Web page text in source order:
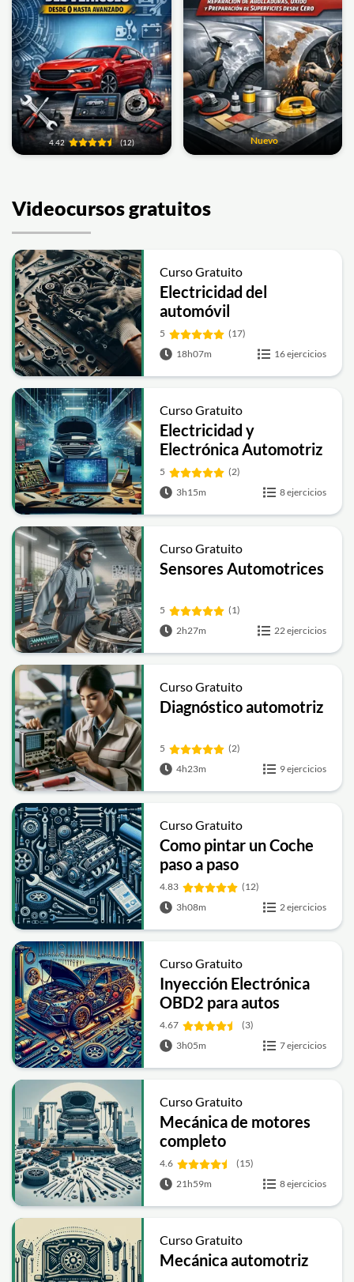
4.42 (12) Nuevo
Videocursos gratuitos
Curso Gratuito
Electricidad del
automóvil
5
(17)
18h07m
16 ejercicios
Curso Gratuito
Electricidad y
Electrónica Automotriz
5
(2)
3h15m
8 ejercicios
Curso Gratuito
Sensores Automotrices
5
(1)
2h27m
22 ejercicios
Curso Gratuito
Diagnóstico automotriz
5
(2)
4h23m
9 ejercicios
Curso Gratuito
Como pintar un Coche
paso a paso
4.83
(12)
3h08m
2 ejercicios
Curso Gratuito
Inyección Electrónica
OBD2 para autos
4.67
(3)
3h05m
7 ejercicios
Curso Gratuito
Mecánica de motores
completo
4.6
(15)
21h59m
8 ejercicios
Curso Gratuito
Mecánica automotriz